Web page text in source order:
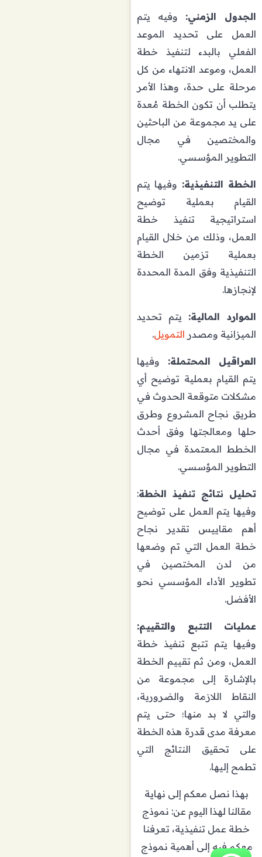
الجدول الزمني: وفيه يتم
العمل على تحديد الموعد
الفعلي بالبدء لتنفيذ خطة
العمل، وموعد الانتهاء من كل
مرحلة على حدة، وهذا الأمر
يتطلب أن تكون الخطة مُعدة
على يد مجموعة من الباحثين
والمختصين في مجال
التطوير المؤسسي.
الخطة التنفيذية: وفيها يتم
القيام بعملية توضيح
استراتيجية تنفيذ خطة
العمل، وذلك من خلال القيام
بعملية تزمين الخطة
التنفيذية وفق المدة المحددة
لإنجازها.
الموارد المالية: يتم تحديد
الميزانية ومصدر التمويل.
العراقيل المحتملة: وفيها
يتم القيام بعملية توضيح أي
مشكلات متوقعة الحدوث في
طريق نجاح المشروع وطرق
حلها ومعالجتها وفق أحدث
الخطط المعتمدة في مجال
التطوير المؤسسي.
تحليل نتائج تنفيذ الخطة:
وفيها يتم العمل على توضيح
أهم مقاييس تقدير نجاح
خطة العمل التي تم وضعها
من لدن المختصين في
تطوير الأداء المؤسسي نحو
الأفضل.
عمليات التتبع والتقييم:
وفيها يتم تتبع تنفيذ خطة
العمل، ومن ثم تقييم الخطة
بالإشارة إلى مجموعة من
النقاط اللازمة والضرورية،
والتي لا بد منها؛ حتى يتم
معرفة مدى قدرة هذه الخطة
على تحقيق النتائج التي
تطمح إليها.
بهذا نصل معكم إلى نهاية
مقالنا لهذا اليوم عن: نموذج
خطة عمل تنفيذية، تعرفنا
معكم فيه إلى أهمية نموذج